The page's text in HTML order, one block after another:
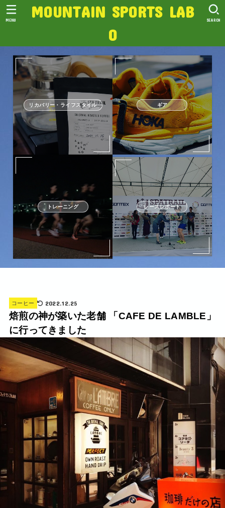
MOUNTAIN SPORTS LAB
O
SEARCH
MENU
リカバリー・ライフスタイル ギア
トレーニング レースレポート
コーヒー 2022.12.25
焙煎の神が築いた老舗 「CAFE DE LAMBLE」
に行ってきました